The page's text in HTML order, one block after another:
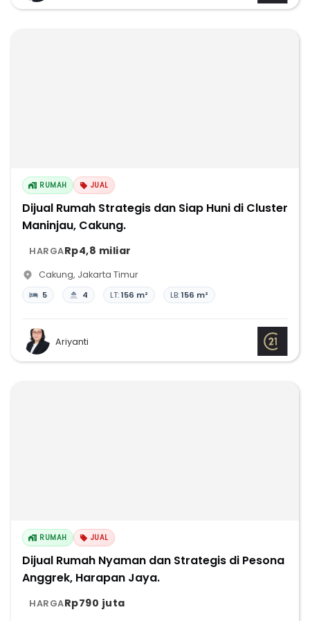
RUMAH JUAL
Dijual Rumah Strategis dan Siap Huni di Cluster
Maninjau, Cakung.
HARGARp4,8 miliar
Cakung, Jakarta Timur
5 4 LT:156 m² LB:156 m²
Ariyanti
RUMAH JUAL
Dijual Rumah Nyaman dan Strategis di Pesona
Anggrek, Harapan Jaya.
HARGARp790 juta